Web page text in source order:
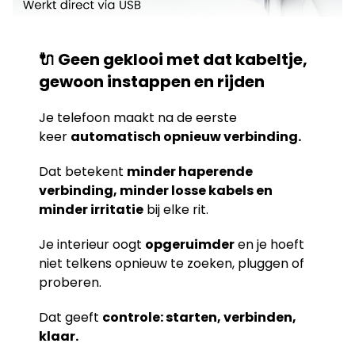
🔌 Geen geklooi met dat kabeltje,
gewoon instappen en rijden
Je telefoon maakt na de eerste
keer automatisch opnieuw verbinding.
Dat betekent minder haperende
verbinding, minder losse kabels en
minder irritatie bij elke rit.
Je interieur oogt opgeruimderen je hoeft
niet telkens opnieuw te zoeken, pluggen of
proberen.
Dat geeft controle: starten, verbinden,
klaar.